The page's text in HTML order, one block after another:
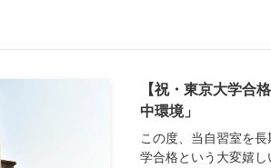
【祝・東京大学合
中環境」
この度、当自習室を
学合格という大変嬉